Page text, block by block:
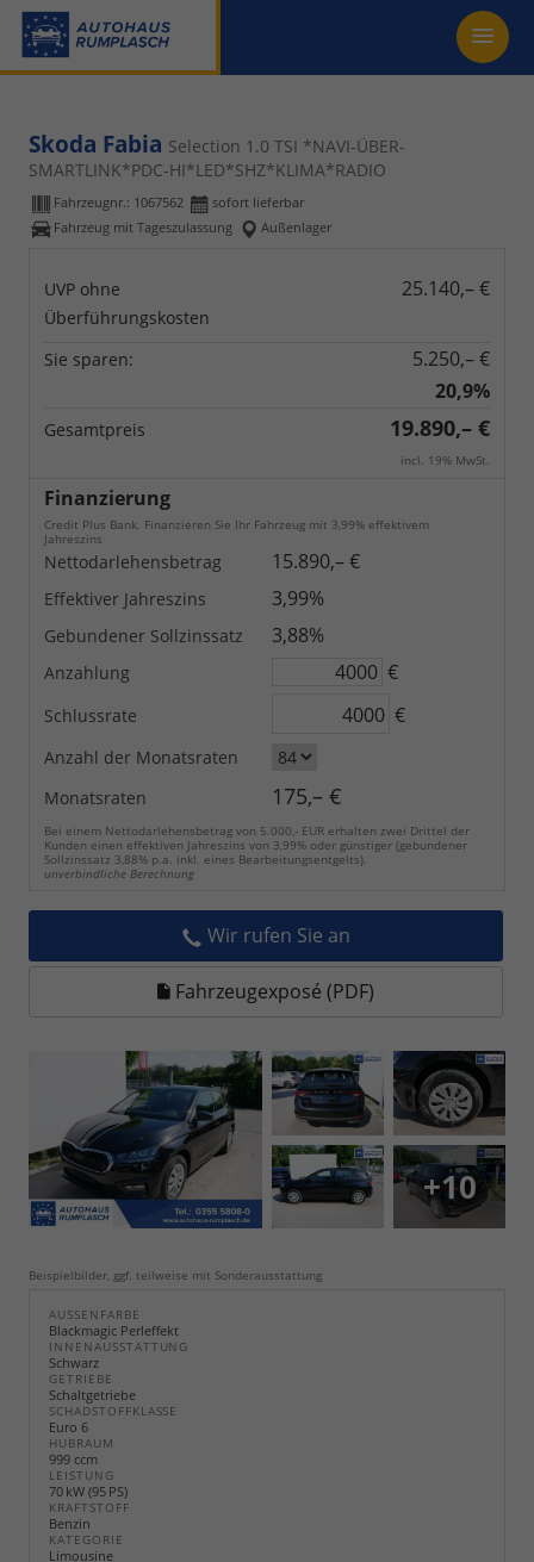
Skoda Fabia Selection 1.0 TSI *NAVI-ÜBER-
SMARTLINK*PDC-HI*LED*SHZ*KLIMA*RADIO
Fahrzeugnr.: 1067562
sofort lieferbar
Fahrzeug mit Tageszulassung
Außenlager
UVP ohne
Überführungskosten
25.140,– €
Sie sparen:
5.250,– €
20,9%
Gesamtpreis 19.890,– €
incl. 19% MwSt.
Finanzierung
Credit Plus Bank. Finanzieren Sie Ihr Fahrzeug mit 3,99% effektivem
Jahreszins
Nettodarlehensbetrag 15.890,– €
Effektiver Jahreszins 3,99%
Gebundener Sollzinssatz 3,88%
Anzahlung €
Schlussrate €
Anzahl der Monatsraten
Monatsraten
175,– €
Bei einem Nettodarlehensbetrag von 5.000,- EUR erhalten zwei Drittel der
Kunden einen effektiven Jahreszins von 3,99% oder günstiger (gebundener
Sollzinssatz 3,88% p.a. inkl. eines Bearbeitungsentgelts).
unverbindliche Berechnung
Wir rufen Sie an
Fahrzeugexposé (PDF)
+10
Beispielbilder, ggf. teilweise mit Sonderausstattung
AUSSENFARBE
Blackmagic Perleffekt
INNENAUSSTATTUNG
Schwarz
GETRIEBE
Schaltgetriebe
SCHADSTOFFKLASSE
Euro 6
HUBRAUM
999 ccm
LEISTUNG
70 kW (95 PS)
KRAFTSTOFF
Benzin
KATEGORIE
Limousine